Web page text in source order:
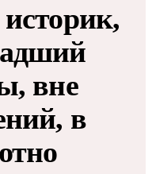
вне
в